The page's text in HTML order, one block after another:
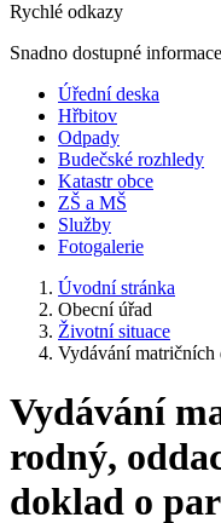
Rychlé odkazy
Snadno dostupné
Úřední deska
Hřbitov
Odpady
Budečské rozhledy
Katastr obce
ZŠ a MŠ
Služby
Fotogalerie
Úvodní stránka
Obecní úřad
Životní situace
Vydávání
Vydávání
rodný,
doklad o